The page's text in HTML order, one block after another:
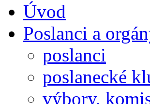
Úvod
Poslanci a
poslanci
poslanecké
výbory,